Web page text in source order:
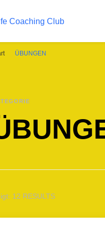
Coaching
ÜBUNGEN
12 RESULTS